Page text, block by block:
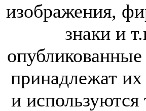
изображения,
знаки и
опубликованные
принадлежат их
и используются